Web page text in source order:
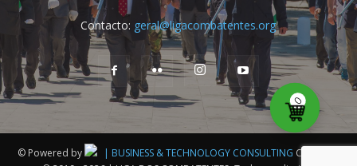
Contacto: geral@ligacombatentes.org
© Powered by | BUSINESS & TECHNOLOGY CONSULTING Copyright
0